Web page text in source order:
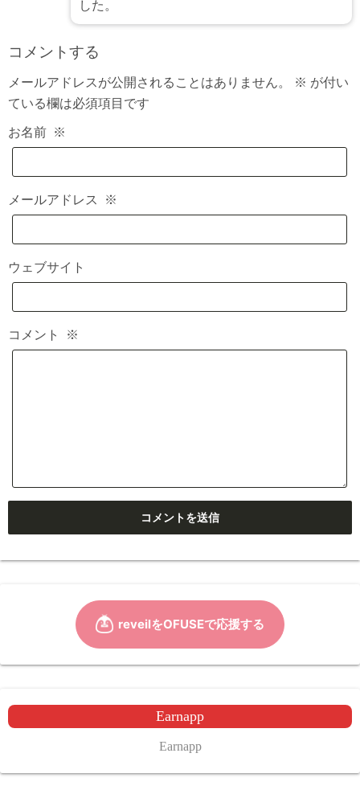
した。
コメントする
メールアドレスが公開されることはありません。 ※ が付い
ている欄は必須項目です
お名前 ※
メールアドレス ※
ウェブサイト
コメント ※
Earnapp
Earnapp